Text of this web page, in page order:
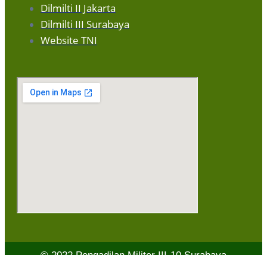
Dilmilti II Jakarta
Dilmilti III Surabaya
Website TNI